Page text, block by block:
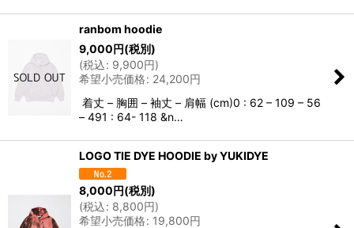
ranbom hoodie
9,000円(税別)
(税込: 9,900円)
希望小売価格: 24,200円
着丈 – 胸囲 – 袖丈 – 肩幅 (cm)0 : 62 – 109 – 56
– 491 : 64- 118 &n…
LOGO TIE DYE HOODIE by YUKIDYE
8,000円(税別)
(税込: 8,800円)
希望小売価格: 19,800円